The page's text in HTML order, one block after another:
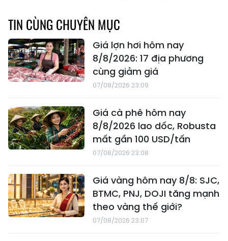
TIN CÙNG CHUYÊN MỤC
Giá lợn hơi hôm nay
8/8/2026: 17 địa phương
cùng giảm giá
07/08/2026 23:09
Giá cà phê hôm nay
8/8/2026 lao dốc, Robusta
mất gần 100 USD/tấn
07/08/2026 23:08
Giá vàng hôm nay 8/8: SJC,
BTMC, PNJ, DOJI tăng mạnh
theo vàng thế giới?
07/08/2026 23:07